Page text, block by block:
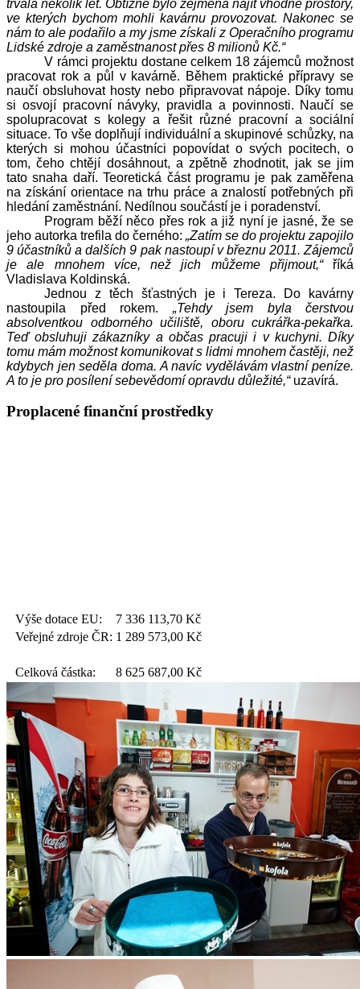
trvala několik let. Obtížné bylo zejména najít vhodné prostory,
ve kterých bychom mohli kavárnu provozovat. Nakonec se
nám to ale podařilo a my jsme získali z Operačního programu
Lidské zdroje a zaměstnanost přes 8 milionů Kč.“
V rámci projektu dostane celkem 18 zájemců možnost
pracovat rok a půl v kavárně. Během praktické přípravy se
naučí obsluhovat hosty nebo připravovat nápoje. Díky tomu
si osvojí pracovní návyky, pravidla a povinnosti. Naučí se
spolupracovat s kolegy a řešit různé pracovní a sociální
situace. To vše doplňují individuální a skupinové schůzky, na
kterých si mohou účastníci popovídat o svých pocitech, o
tom, čeho chtějí dosáhnout, a zpětně zhodnotit, jak se jim
tato snaha daří. Teoretická část programu je pak zaměřena
na získání orientace na trhu práce a znalostí potřebných při
hledání zaměstnání. Nedílnou součástí je i poradenství.
Program běží něco přes rok a již nyní je jasné, že se
jeho autorka trefila do černého: „Zatím se do projektu zapojilo
9 účastníků a dalších 9 pak nastoupí v březnu 2011. Zájemců
je ale mnohem více, než jich můžeme přijmout,“ říká
Vladislava Koldinská.
Jednou z těch šťastných je i Tereza. Do kavárny
nastoupila před rokem. „Tehdy jsem byla čerstvou
absolventkou odborného učiliště, oboru cukrářka-pekařka.
Teď obsluhuji zákazníky a občas pracuji i v kuchyni. Díky
tomu mám možnost komunikovat s lidmi mnohem častěji, než
kdybych jen seděla doma. A navíc vydělávám vlastní peníze.
A to je pro posílení sebevědomí opravdu důležité,“ uzavírá.
Proplacené finanční prostředky
Výše dotace EU: 7 336 113,70 Kč
Veřejné zdroje ČR: 1 289 573,00 Kč
Celková částka: 8 625 687,00 Kč